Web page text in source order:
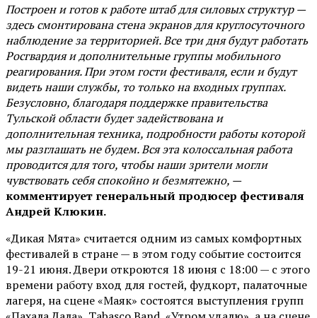
Построен и готов к работе штаб для силовых структур —
здесь смонтирована стена экранов для круглосуточного
наблюдение за территорией. Все три дня будут работать
Росгвардия и дополнительные группы мобильного
реагирования. При этом гости фестиваля, если и будут
видеть наши службы, то только на входных группах.
Безусловно, благодаря поддержке правительства
Тульской области будет задействована и
дополнительная техника, подробности работы которой
мы разглашать не будем. Вся эта колоссальная работа
проводится для того, чтобы наши зрители могли
чувствовать себя спокойно и безмятежно, —
комментирует генеральный продюсер фестиваля
Андрей Клюкин.
«Дикая Мята» считается одним из самых комфортных
фестивалей в стране — в этом году событие состоится
19-21 июня. Двери откроются 18 июня с 18:00 — с этого
времени работу вход для гостей, фудкорт, палаточные
лагеря, на сцене «Маяк» состоятся выступления групп